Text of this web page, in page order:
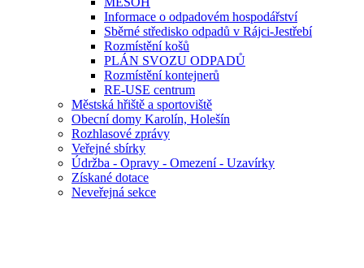
Informace o odpadovém hospodářství
Sběrné středisko odpadů v Rájci-Jestřebí
Rozmístění košů
PLÁN SVOZU ODPADŮ
Rozmístění kontejnerů
RE-USE centrum
Městská hřiště a sportoviště
Obecní domy Karolín, Holešín
Rozhlasové zprávy
Veřejné sbírky
Údržba - Opravy - Omezení - Uzavírky
Získané dotace
Neveřejná sekce